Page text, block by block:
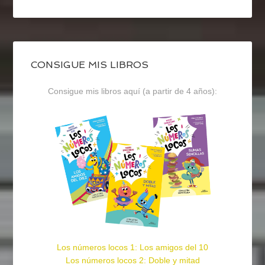
CONSIGUE MIS LIBROS
Consigue mis libros aquí (a partir de 4 años):
Los números locos 1: Los amigos del 10
Los números locos 2: Doble y mitad